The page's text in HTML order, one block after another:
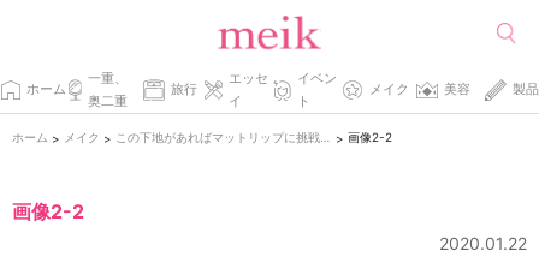
ホーム
一重、
奥二重
旅行
エッセ
イ
イベン
ト
メイク 美容 製品
ホーム > メイク > > 画像2-2
画像2-2
2020.01.22